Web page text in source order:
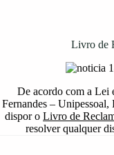
Livro de
De acordo com a Lei
Fernandes –
dispor oLivro de
resolver qualquer